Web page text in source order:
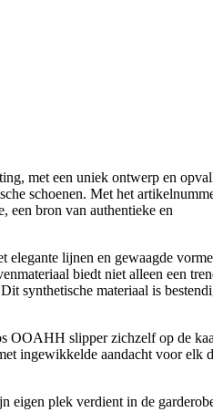
met een uniek ontwerp en
schoenen. Met het
bron van authentieke en
lijnen en gewaagde
biedt niet alleen een
synthetische materiaal is
OOAHH slipper zichzelf op de
ingewikkelde aandacht voor elk
eigen plek verdient in de